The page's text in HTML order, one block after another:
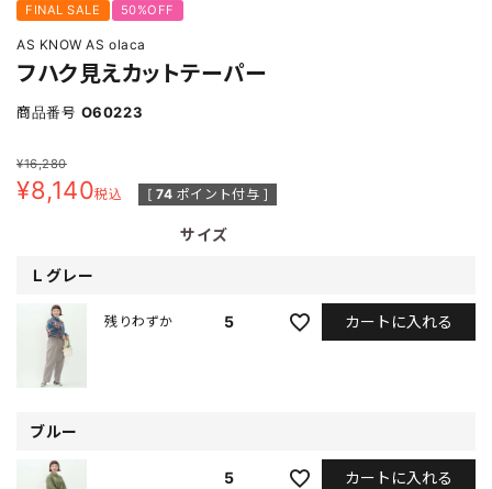
FINAL SALE 50%OFF
AS KNOW AS olaca
フハク見えカットテーパー
商品番号 O60223
¥16,280
¥8,140税込 [ 74 ポイント付与 ]
サイズ
Ｌグレー
5
残りわずか カートに入れる
ブルー
5 カートに入れる